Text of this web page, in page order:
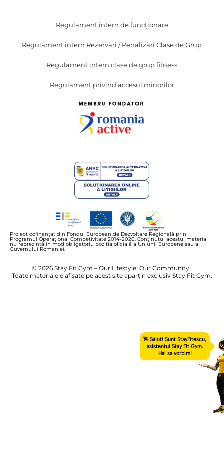
Regulament intern de funcționare
Regulament intern Rezervări / Penalizări Clase de Grup
Regulament intern clase de grup fitness
Regulament privind accesul minorilor
Proiect cofinanțat din Fondul European de Dezvoltare Regională prin
Programul Operațional Competivitate 2014-2020. Conținutul acestui material
nu reprezintă in mod obligatoriu poziția oficială a Uniunii Europene sau a
Guvernului Romaniei.
© 2026 Stay Fit Gym – Our Lifestyle, Our Community
Toate materialele afișate pe acest site aparțin exclusiv Stay Fit Gym.